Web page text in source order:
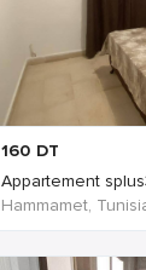
160 DT
Appartement
Hammamet,